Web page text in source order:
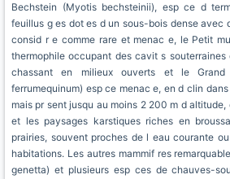
Bechstein (Myotis bechsteinii), esp ce d
feuillus g es dot es d un sous-bois dense avec
consid r e comme rare et menac e, le Petit
thermophile occupant des cavit s
chassant en milieux ouverts et le Grand
ferrumequinum) esp ce menac e, en d clin
mais pr sent jusqu au moins 2 200 m d
et les paysages karstiques riches en
prairies, souvent proches de l eau courante
habitations. Les autres mammif res
genetta) et plusieurs esp ces de chauves-